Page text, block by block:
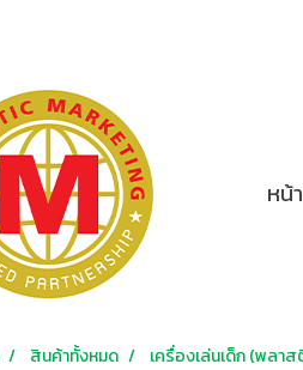
หน้
สินค้าทั้งหมด เครื่องเล่นเด็ก (พลาส